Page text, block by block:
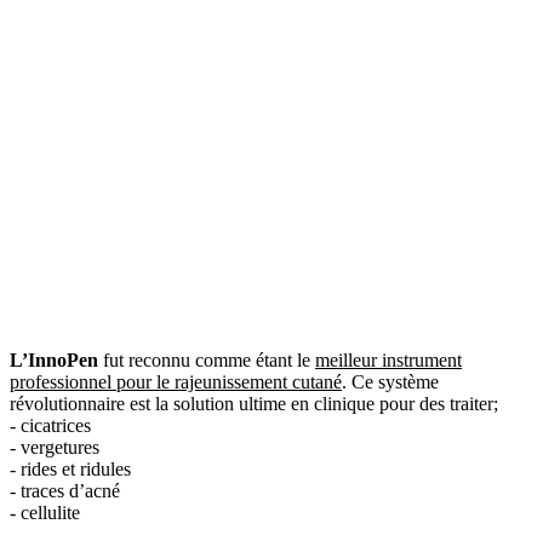
L’InnoPen fut reconnu comme étant le meilleur instrument
professionnel pour le rajeunissement cutané. Ce système
révolutionnaire est la solution ultime en clinique pour des traiter;
- cicatrices
- vergetures
- rides et ridules
- traces d’acné
- cellulite